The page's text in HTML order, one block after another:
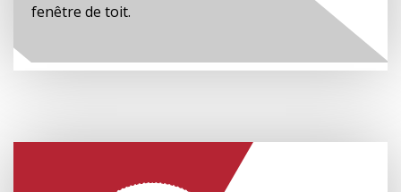
fenêtre de toit.